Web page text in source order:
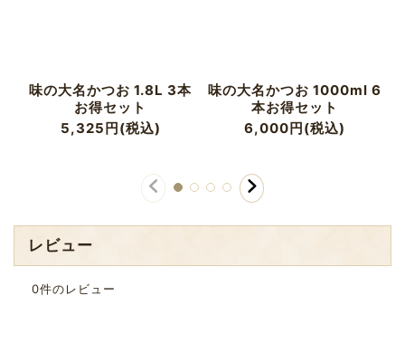
味の大名かつお 1.8L 3本
お得セット
5,325円(税込)
味の大名かつお 1000ml 6
本お得セット
6,000円(税込)
レビュー
0件のレビュー